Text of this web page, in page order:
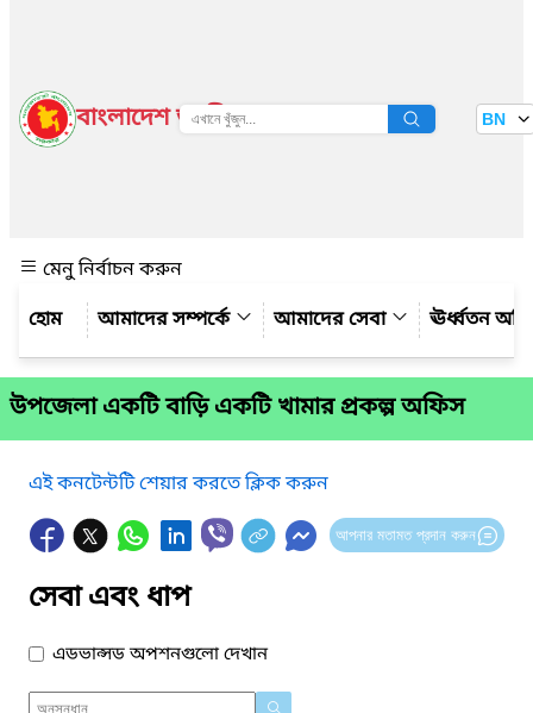
বাংলাদেশ জাতীয় তথ্য বাতায়ন BN
মেনু নির্বাচন করুন
আমাদের সম্পর্কে
আমাদের সেবা ঊর্ধ্বতন
উপজেলা একটি বাড়ি একটি খামার প্রকল্প অফিস
এই কনটেন্টটি শেয়ার করতে ক্লিক করুন
আপনার মতামত প্রদান করুন
সেবা এবং ধাপ
এডভান্সড অপশনগুলো দেখান